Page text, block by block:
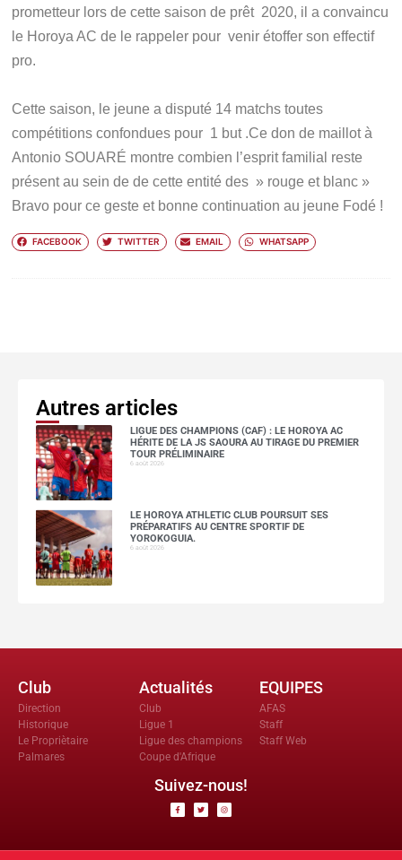
prometteur lors de cette saison de prêt 2020, il a convaincu
le Horoya AC de le rappeler pour venir étoffer son effectif
pro.
Cette saison, le jeune a disputé 14 matchs toutes
compétitions confondues pour 1 but .Ce don de maillot à
Antonio SOUARÉ montre combien l’esprit familial reste
présent au sein de de cette entité des » rouge et blanc »
Bravo pour ce geste et bonne continuation au jeune Fodé !
FACEBOOK TWITTER EMAIL WHATSAPP
Autres articles
LIGUE DES CHAMPIONS (CAF) : LE HOROYA AC
HÉRITE DE LA JS SAOURA AU TIRAGE DU PREMIER
TOUR PRÉLIMINAIRE
6 août 2026
LE HOROYA ATHLETIC CLUB POURSUIT SES
PRÉPARATIFS AU CENTRE SPORTIF DE
YOROKOGUIA.
6 août 2026
Club
Direction
Historique
Le Propriètaire
Palmares
Actualités
Club
Ligue 1
Ligue des champions
Coupe d'Afrique
EQUIPES
AFAS
Staff
Staff Web
Suivez-nous!